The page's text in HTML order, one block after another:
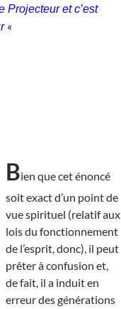
Projecteur et c’est
«
Bien que cet énoncé
soit exact d’un point de
vue spirituel (relatif aux
lois du fonctionnement
de l’esprit, donc), il peut
prêter à confusion et,
de fait, il a induit en
erreur des générations